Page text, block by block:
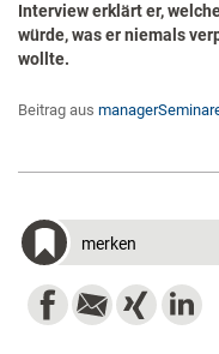
Interview erklärt er,
würde, was er niemals
wollte.​
Beitrag aus
merken